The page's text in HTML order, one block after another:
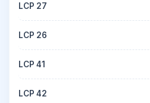
LCP 27
LCP 26
LCP 41
LCP 42